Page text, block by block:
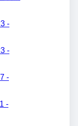
-
-
-
-